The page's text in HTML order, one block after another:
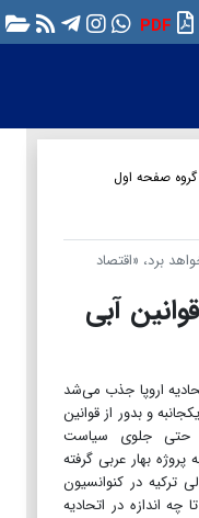
PDF
گروه صفحه اول
برد، «اقتصاد
آبی
اروپا جذب می‌شد
و بدور از قوانین
و حتی جلوی سیاست
بهار عربی گرفته
ترکیه در کنوانسیون
چه اندازه در اتحادیه